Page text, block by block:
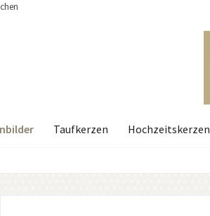
Taufkerzen Hochzeitskerzen